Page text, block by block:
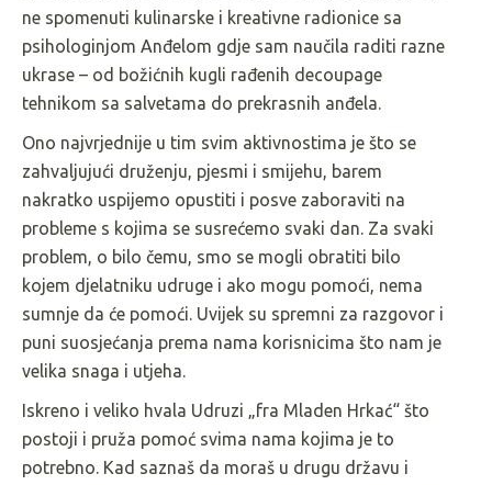
ne spomenuti kulinarske i kreativne radionice sa
psihologinjom Anđelom gdje sam naučila raditi razne
ukrase – od božićnih kugli rađenih decoupage
tehnikom sa salvetama do prekrasnih anđela.
Ono najvrjednije u tim svim aktivnostima je što se
zahvaljujući druženju, pjesmi i smijehu, barem
nakratko uspijemo opustiti i posve zaboraviti na
probleme s kojima se susrećemo svaki dan. Za svaki
problem, o bilo čemu, smo se mogli obratiti bilo
kojem djelatniku udruge i ako mogu pomoći, nema
sumnje da će pomoći. Uvijek su spremni za razgovor i
puni suosjećanja prema nama korisnicima što nam je
velika snaga i utjeha.
Iskreno i veliko hvala Udruzi „fra Mladen Hrkać“ što
postoji i pruža pomoć svima nama kojima je to
potrebno. Kad saznaš da moraš u drugu državu i